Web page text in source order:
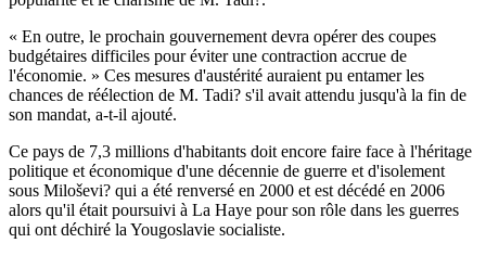
« En outre, le prochain gouvernement devra opérer des coupes
budgétaires difficiles pour éviter une contraction accrue de
l'économie. » Ces mesures d'austérité auraient pu entamer les
chances de réélection de M. Tadi? s'il avait attendu jusqu'à la fin de
son mandat, a-t-il ajouté.
Ce pays de 7,3 millions d'habitants doit encore faire face à l'héritage
politique et économique d'une décennie de guerre et d'isolement
sous Miloševi? qui a été renversé en 2000 et est décédé en 2006
alors qu'il était poursuivi à La Haye pour son rôle dans les guerres
qui ont déchiré la Yougoslavie socialiste.